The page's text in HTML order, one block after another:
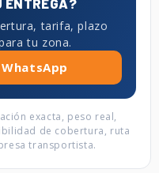
tarifa, plazo
tu zona.
exacta, peso real,
de cobertura, ruta
transportista.